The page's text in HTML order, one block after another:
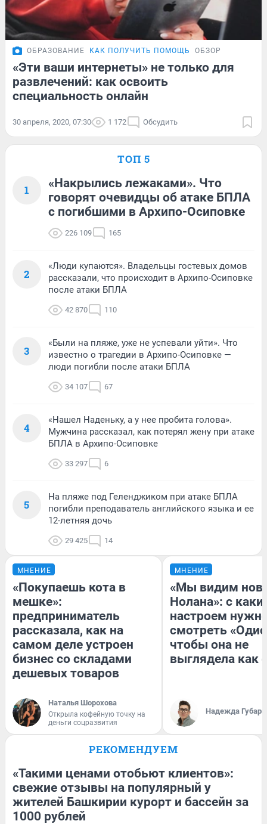
ОБРАЗОВАНИЕ КАК ПОЛУЧИТЬ ПОМОЩЬ ОБЗОР
«Эти ваши интернеты» не только для
развлечений: как освоить
специальность онлайн
30 апреля, 2020, 07:30 1 172 Обсудить
ТОП 5
1
«Накрылись лежаками». Что
говорят очевидцы об атаке БПЛА
с погибшими в Архипо-Осиповке
226 109 165
2
«Люди купаются». Владельцы гостевых домов
рассказали, что происходит в Архипо-Осиповке
после атаки БПЛА
42 870 110
3
«Были на пляже, уже не успевали уйти». Что
известно о трагедии в Архипо-Осиповке —
люди погибли после атаки БПЛА
34 107 67
4
«Нашел Наденьку, а у нее пробита голова».
Мужчина рассказал, как потерял жену при атаке
БПЛА в Архипо-Осиповке
33 297 6
5
На пляже под Геленджиком при атаке БПЛА
погибли преподаватель английского языка и ее
12-летняя дочь
29 425 14
МНЕНИЕ
«Покупаешь кота в
мешке»:
предприниматель
рассказала, как на
самом деле устроен
бизнес со складами
дешевых товаров
Наталья Шорохова
Открыла кофейную точку на
деньги соцразвития
МНЕНИЕ
«Мы видим
Нолана»: с
настроем
смотреть
чтобы она не
выглядела как
Надежда Губарь
РЕКОМЕНДУЕМ
«Такими ценами отобьют клиентов»:
свежие отзывы на популярный у
жителей Башкирии курорт и бассейн за
1000 рублей